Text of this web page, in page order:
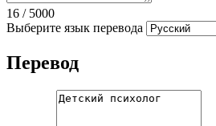
16 / 5000
Выберите язык перевода
Перевод